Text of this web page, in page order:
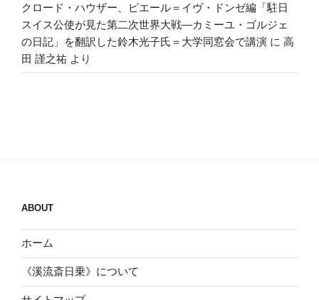
クロード・ハウザー、ピエール＝イヴ・ドンゼ編「駐日
スイス公使が見た第二次世界大戦―カミーユ・ゴルジェ
の日記」を翻訳した鈴木光子氏＝大学同窓会で講演 に 高
田 謹之祐 より
ABOUT
ホーム
《溪流斎日乗》について